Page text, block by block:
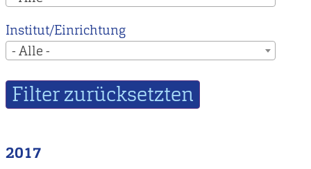
Institut/Einrichtung
- Alle -
2017